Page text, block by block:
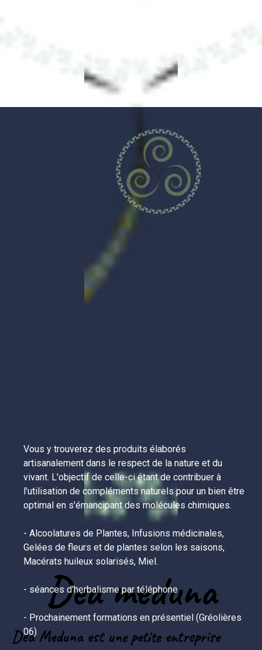
Dea meduna
Dea Meduna est une petite entreprise
Vous y trouverez des produits élaborés
artisanalement dans le respect de la nature et du
vivant. L'objectif de celle-ci étant de contribuer à
l'utilisation de compléments naturels pour un bien être
optimal en s'émancipant des molécules chimiques.
- Alcoolatures de Plantes, Infusions médicinales,
Gelées de fleurs et de plantes selon les saisons,
Macérats huileux solarisés, Miel.
- séances d'herbalisme par téléphone
- Prochainement formations en présentiel (Gréolières
06)